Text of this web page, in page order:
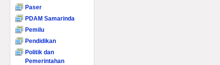
Paser
PDAM Samarinda
Pemilu
Pendidikan
Politik dan
Pemerintahan